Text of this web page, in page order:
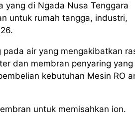
yang di Ngada Nusa Tenggara
untuk rumah tangga, industri,
air yang mengakibatkan
dan membran penyaring yang
kebutuhan Mesin RO
untuk memisahkan ion.